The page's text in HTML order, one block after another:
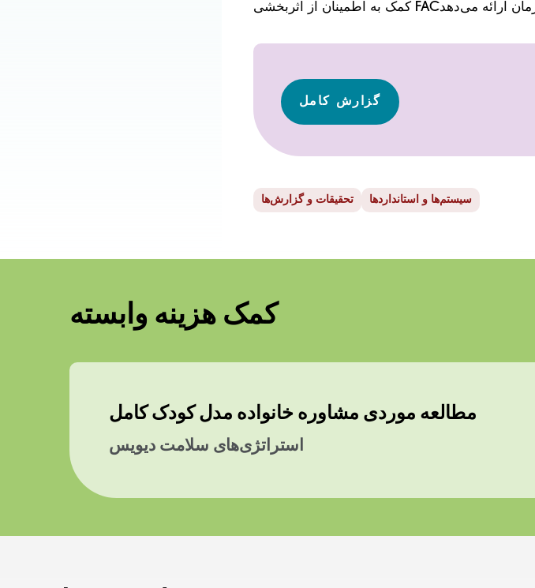
گزارش کامل
تحقیقات و گزارش‌ها سیستم‌ها و استانداردها
کمک هزینه وابسته
مطالعه موردی مشاوره خانواده مدل کودک کامل
استراتژی‌های سلامت دیویس